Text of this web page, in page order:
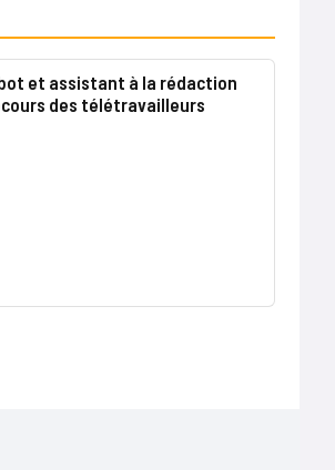
et assistant à la rédaction
des télétravailleurs